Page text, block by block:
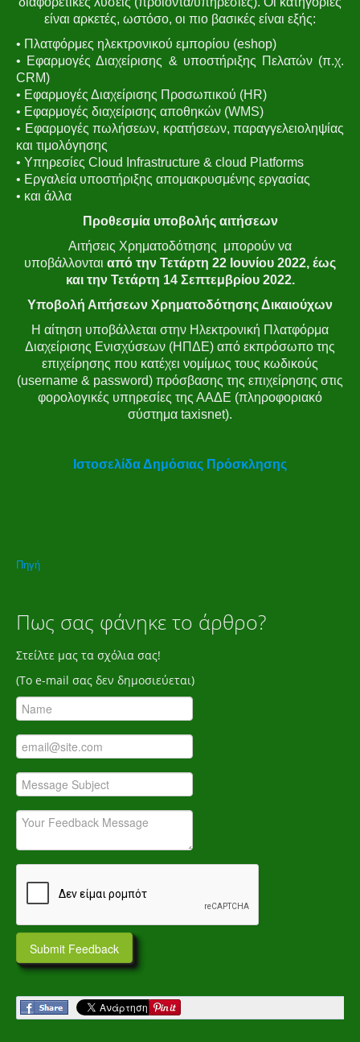
είναι αρκετές, ωστόσο, οι πιο βασικές είναι εξής:
• Πλατφόρμες ηλεκτρονικού εμπορίου (eshop)
• Εφαρμογές Διαχείρισης & υποστήριξης Πελατών (π.χ.
CRM)
• Εφαρμογές Διαχείρισης Προσωπικού (HR)
• Εφαρμογές διαχείρισης αποθηκών (WMS)
• Εφαρμογές πωλήσεων, κρατήσεων, παραγγελειοληψίας
και τιμολόγησης
• Υπηρεσίες Cloud Infrastructure & cloud Platforms
• Εργαλεία υποστήριξης απομακρυσμένης εργασίας
• και άλλα
Προθεσμία υποβολής αιτήσεων
Αιτήσεις Χρηματοδότησης μπορούν να
υποβάλλονται από την Τετάρτη 22 Ιουνίου 2022, έως
και την Τετάρτη 14 Σεπτεμβρίου 2022.
Υποβολή Αιτήσεων Χρηματοδότησης Δικαιούχων
Η αίτηση υποβάλλεται στην Ηλεκτρονική Πλατφόρμα
Διαχείρισης Ενισχύσεων (ΗΠΔΕ) από εκπρόσωπο της
επιχείρησης που κατέχει νομίμως τους κωδικούς
(username & password) πρόσβασης της επιχείρησης στις
φορολογικές υπηρεσίες της ΑΑΔΕ (πληροφοριακό
σύστημα taxisnet).
Ιστοσελίδα Δημόσιας Πρόσκλησης
Πηγή
Πως σας φάνηκε το άρθρο?
Στείλτε μας τα σχόλια σας!
(Το e-mail σας δεν δημοσιεύεται)